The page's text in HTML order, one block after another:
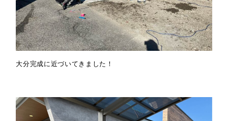
大分完成に近づいてきました！